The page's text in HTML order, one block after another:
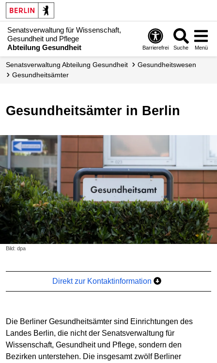
Senatsverwaltung für Wissenschaft,
Gesundheit und Pflege
Abteilung Gesundheit
Barrierefrei Suche Menü
Senats­verwaltung Abteilung Gesundheit
Gesundheitswesen
Gesundheits­ämter
Gesundheitsämter in Berlin
Bild: dpa
Direkt zur Kontaktinformation
Die Berliner Gesundheitsämter sind Einrichtungen des
Landes Berlin, die nicht der Senatsverwaltung für
Wissenschaft, Gesundheit und Pflege, sondern den
Bezirken unterstehen. Die insgesamt zwölf Berliner